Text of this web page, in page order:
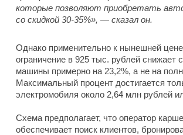
которые позволяют приобретать
со скидкой 30-35%», — сказал он.
Однако применительно к нынешней
ограничение в 925 тыс. рублей снижает
машины примерно на 23,2%, а не на
Максимальный процент достигается
электромобиля около 2,64 млн рублей
Схема предполагает, что оператор
обеспечивает поиск клиентов,